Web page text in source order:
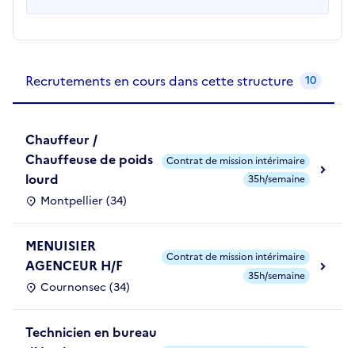
Recrutements en cours dans cette structure 10
Chauffeur /
Chauffeuse de poids
lourd
Montpellier (34)
Contrat de mission intérimaire
35h/semaine
MENUISIER
AGENCEUR H/F
Cournonsec (34)
Contrat de mission intérimaire
35h/semaine
Technicien en bureau